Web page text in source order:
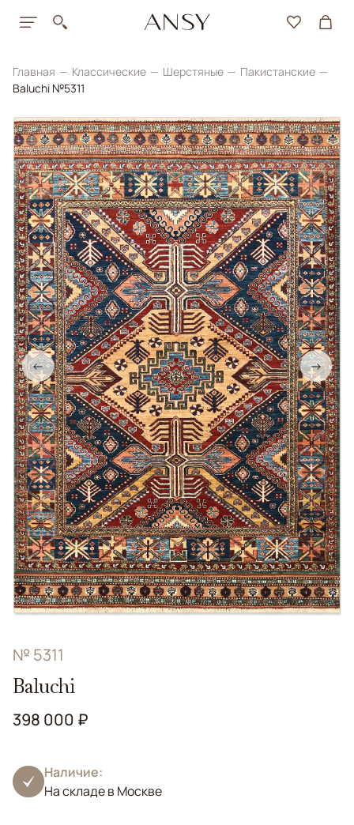
Главная Классические Шерстяные
Пакистанские
Baluchi №5311
← →
№ 5311
Baluchi
398 000 ₽
Наличие:
На складе в Москве